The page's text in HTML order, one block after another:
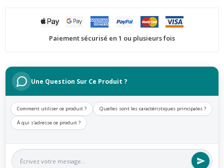
Paiement sécurisé en 1 ou plusieurs fois
Une Question Sur Ce Produit ?
Comment utiliser ce produit ? Quelles sont les caractéristiques principales ?
À qui s'adresse ce produit ?